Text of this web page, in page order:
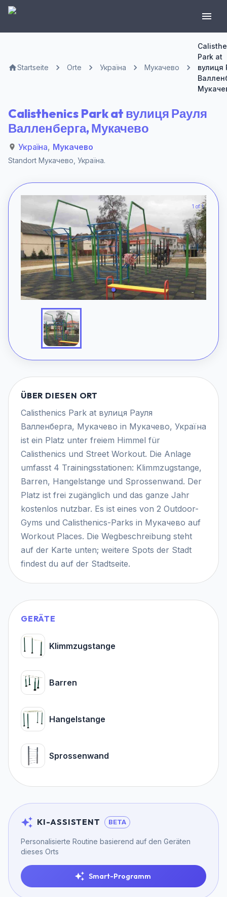
Startseite Orte Україна Мукачево
Park at
вулиця
Calisthenics Park at вулиця Рауля
Валленберга, Мукачево
Україна, Мукачево
Standort Мукачево Україна.
1 of 1
ÜBER DIESEN ORT
Calisthenics Park at вулиця Рауля
Валленберга, Мукачево in Мукачево, Україна
ist ein Platz unter freiem Himmel für
Calisthenics und Street Workout. Die Anlage
umfasst 4 Trainingsstationen: Klimmzugstange,
Barren, Hangelstange und Sprossenwand. Der
Platz ist frei zugänglich und das ganze Jahr
kostenlos nutzbar. Es ist eines von 2 Outdoor-
Gyms und Calisthenics-Parks in Мукачево auf
Workout Places. Die Wegbeschreibung steht
auf der Karte unten; weitere Spots der Stadt
findest du auf der Stadtseite.
GERÄTE
Klimmzugstange
Barren
Hangelstange
Sprossenwand
KI-ASSISTENT BETA
Personalisierte Routine basierend auf den Geräten
dieses Orts
Smart-Programm